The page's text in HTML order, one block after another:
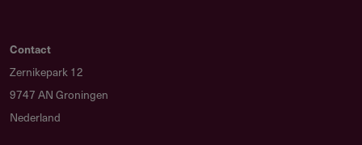
Contact
Zernikepark 12
9747 AN Groningen
Nederland